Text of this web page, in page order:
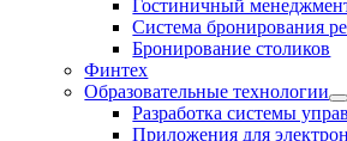
Гостиничный
Система бронирования
Бронирование столиков
Финтех
Образовательные технологии
Разработка системы
Приложения для